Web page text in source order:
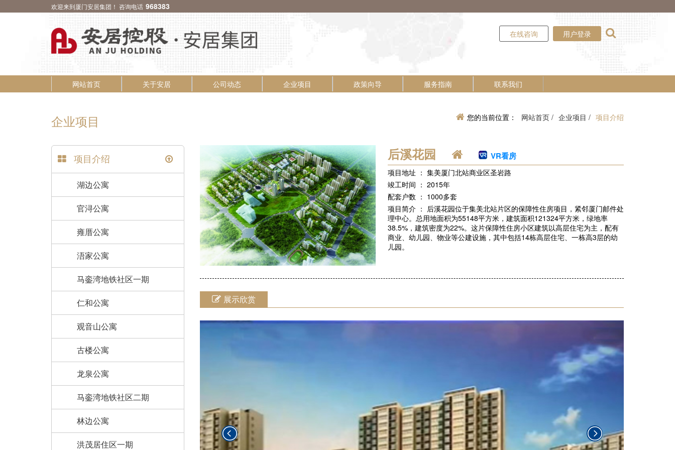
欢迎来到厦门安居集团！ 咨询电话 968383
在线咨询 用户登录
网站首页 关于安居 公司动态 企业项目 政策向导 服务指南 联系我们
企业项目 您的当前位置： 网站首页 / 企业项目 / 项目介绍
项目介绍
湖边公寓
官浔公寓
雍厝公寓
浯家公寓
马銮湾地铁社区一期
仁和公寓
观音山公寓
古楼公寓
龙泉公寓
马銮湾地铁社区二期
林边公寓
洪茂居住区一期
后溪花园 VR看房
项目地址 ： 集美厦门北站商业区圣岩路
竣工时间 ： 2015年
配套户数 ： 1000多套
项目简介 ： 后溪花园位于集美北站片区的保障性住房项目，紧邻厦门邮件处
理中心。总用地面积为55148平方米，建筑面积121324平方米，绿地率
38.5%，建筑密度为22%。这片保障性住房小区建筑以高层住宅为主，配有
商业、幼儿园、物业等公建设施，其中包括14栋高层住宅、一栋高3层的幼
儿园。
展示欣赏